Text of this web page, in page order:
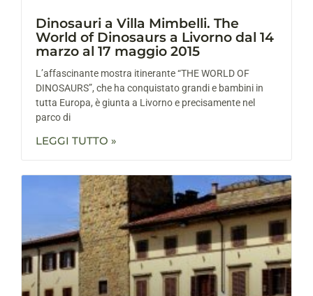
Dinosauri a Villa Mimbelli. The
World of Dinosaurs a Livorno dal 14
marzo al 17 maggio 2015
L’affascinante mostra itinerante “THE WORLD OF
DINOSAURS”, che ha conquistato grandi e bambini in
tutta Europa, è giunta a Livorno e precisamente nel
parco di
LEGGI TUTTO »